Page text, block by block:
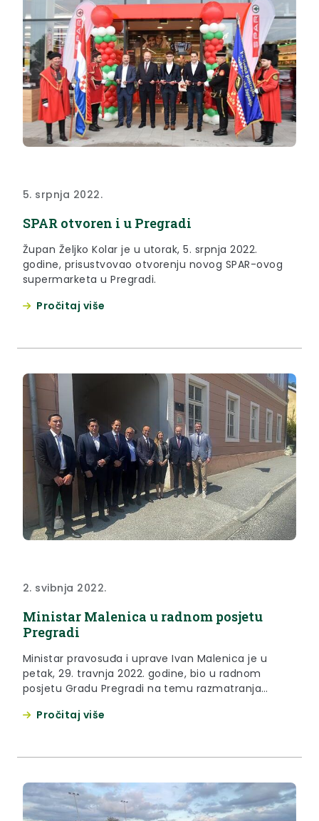
5. srpnja 2022.
SPAR otvoren i u Pregradi
Župan Željko Kolar je u utorak, 5. srpnja 2022.
godine, prisustvovao otvorenju novog SPAR-ovog
supermarketa u Pregradi.
Pročitaj više
2. svibnja 2022.
Ministar Malenica u radnom posjetu
Pregradi
Ministar pravosuđa i uprave Ivan Malenica je u
petak, 29. travnja 2022. godine, bio u radnom
posjetu Gradu Pregradi na temu razmatranja
Zlataru u Pregradi.
Pročitaj više